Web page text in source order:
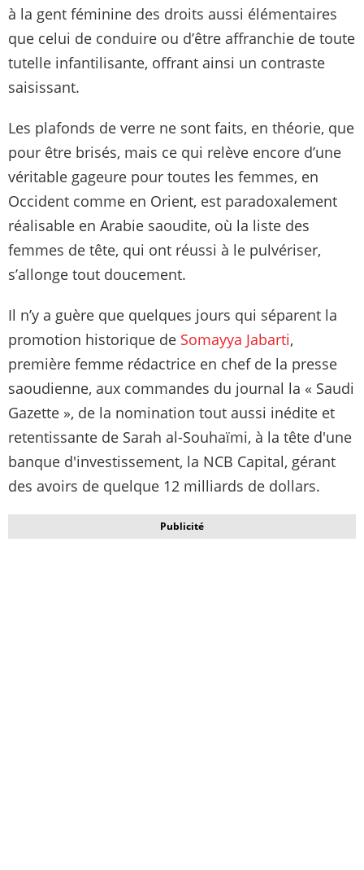
à la gent féminine des droits aussi élémentaires
que celui de conduire ou d’être affranchie de toute
tutelle infantilisante, offrant ainsi un contraste
saisissant.
Les plafonds de verre ne sont faits, en théorie, que
pour être brisés, mais ce qui relève encore d’une
véritable gageure pour toutes les femmes, en
Occident comme en Orient, est paradoxalement
réalisable en Arabie saoudite, où la liste des
femmes de tête, qui ont réussi à le pulvériser,
s’allonge tout doucement.
Il n’y a guère que quelques jours qui séparent la
promotion historique de Somayya Jabarti,
première femme rédactrice en chef de la presse
saoudienne, aux commandes du journal la « Saudi
Gazette », de la nomination tout aussi inédite et
retentissante de Sarah al-Souhaïmi, à la tête d'une
banque d'investissement, la NCB Capital, gérant
des avoirs de quelque 12 milliards de dollars.
Publicité